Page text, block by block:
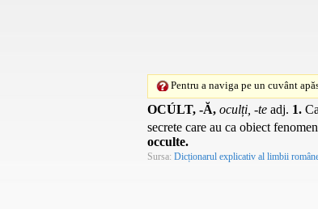
Pentru a naviga pe un cuvânt
OCÚLT, -Ă, oculți, -te adj. 1.
secrete care au ca obiect
occulte.
Sursa: Dicționarul explicativ al limbii